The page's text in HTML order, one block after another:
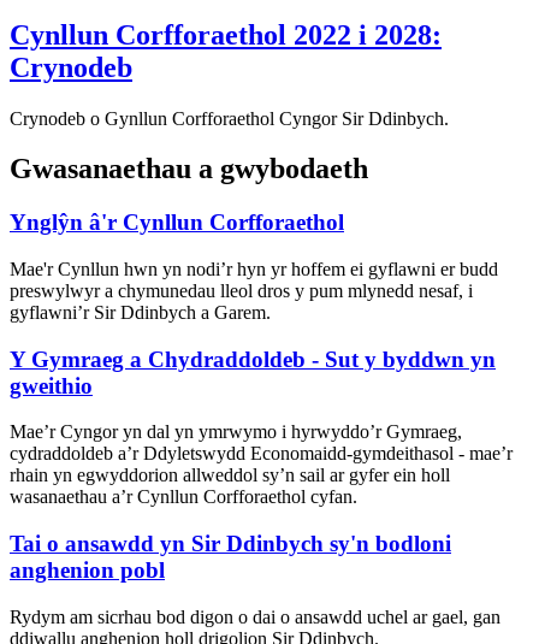
Cynllun Corfforaethol 2022 i 2028:
Crynodeb
Crynodeb o Gynllun Corfforaethol Cyngor Sir Ddinbych.
Gwasanaethau a gwybodaeth
Ynglŷn â'r Cynllun Corfforaethol
Mae'r Cynllun hwn yn nodi’r hyn yr hoffem ei gyflawni er budd
preswylwyr a chymunedau lleol dros y pum mlynedd nesaf, i
gyflawni’r Sir Ddinbych a Garem.
Y Gymraeg a Chydraddoldeb - Sut y byddwn yn
gweithio
Mae’r Cyngor yn dal yn ymrwymo i hyrwyddo’r Gymraeg,
cydraddoldeb a’r Ddyletswydd Economaidd-gymdeithasol - mae’r
rhain yn egwyddorion allweddol sy’n sail ar gyfer ein holl
wasanaethau a’r Cynllun Corfforaethol cyfan.
Tai o ansawdd yn Sir Ddinbych sy'n bodloni
anghenion pobl
Rydym am sicrhau bod digon o dai o ansawdd uchel ar gael, gan
ddiwallu anghenion holl drigolion Sir Ddinbych.